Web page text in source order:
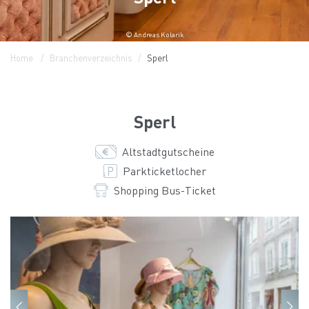
© Andreas Kolarik
Home Branchenverzeichnis Sperl
Sperl
Altstadtgutscheine
Parkticketlocher
Shopping Bus-Ticket